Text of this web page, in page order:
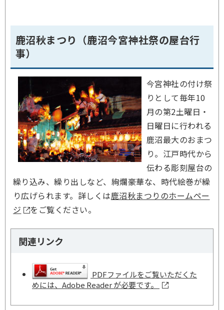
鹿沼秋まつり（鹿沼今宮神社祭の屋台行
事）
今宮神社の付け祭
りとして毎年10
月の第2土曜日・
日曜日に行われる
鹿沼最大のおまつ
り。江戸時代から
伝わる彫刻屋台の
繰り込み、繰り出しなど、絢爛豪華な、時代絵巻が繰
り広げられます。詳しくは鹿沼秋まつりのホームペー
ジ
をご覧ください。
関連リンク
PDFファイルをご覧いただくた
めには、Adobe Reader が必要です。